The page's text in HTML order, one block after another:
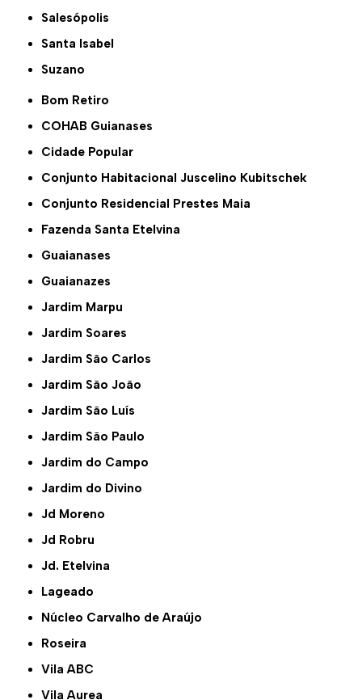
Salesópolis
Santa Isabel
Suzano
Bom Retiro
COHAB Guianases
Cidade Popular
Conjunto Habitacional Juscelino Kubitschek
Conjunto Residencial Prestes Maia
Fazenda Santa Etelvina
Guaianases
Guaianazes
Jardim Marpu
Jardim Soares
Jardim São Carlos
Jardim São João
Jardim São Luís
Jardim São Paulo
Jardim do Campo
Jardim do Divino
Jd Moreno
Jd Robru
Jd. Etelvina
Lageado
Núcleo Carvalho de Araújo
Roseira
Vila ABC
Vila Aurea